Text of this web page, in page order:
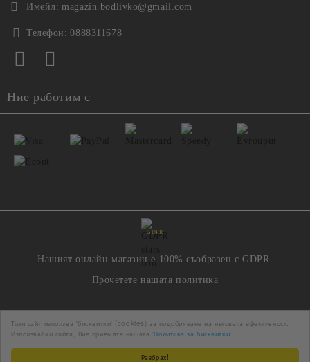
Разбрах!
Този сайт използва 'бисквитки' (cookies) за подобряване на неговата ефективност.
Използвайки сайта, Вие приемате нашата 'Политика за бисквитки'
Имейл: magazin.bodlivko@gmail.com
Телефон: 0888311678
Ние работим с
GDPR
Нашият онлайн магазин е 100% съобразен с GDPR.
Прочетете нашата политика